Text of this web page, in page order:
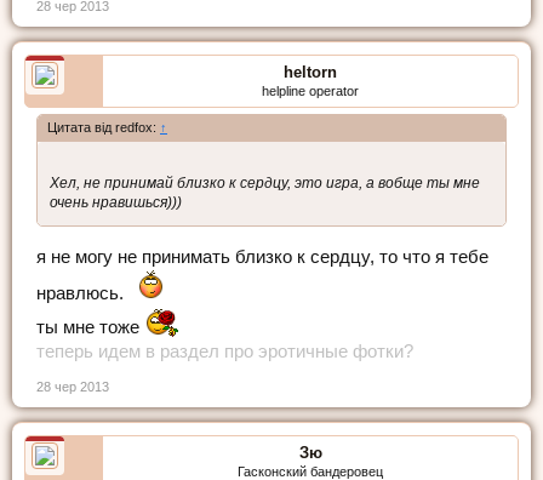
28 чер 2013
heltorn
helpline operator
Цитата від redfox: ↑
Хел, не принимай близко к сердцу, это игра, а вобще ты мне
очень нравишься)))
я не могу не принимать близко к сердцу, то что я тебе
нравлюсь.
ты мне тоже
теперь идем в раздел про эротичные фотки?
28 чер 2013
Зю
Гасконский бандеровец